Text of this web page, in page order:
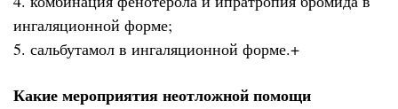
ингаляционной форме;
5. сальбутамол в ингаляционной форме.+
Какие мероприятия неотложной помощи